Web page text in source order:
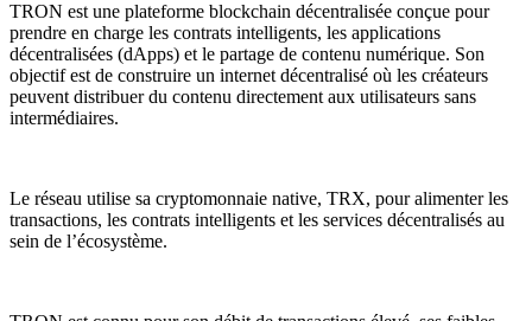
TRON est une plateforme blockchain décentralisée conçue pour
prendre en charge les contrats intelligents, les applications
décentralisées (dApps) et le partage de contenu numérique. Son
objectif est de construire un internet décentralisé où les créateurs
peuvent distribuer du contenu directement aux utilisateurs sans
intermédiaires.
Le réseau utilise sa cryptomonnaie native, TRX, pour alimenter les
transactions, les contrats intelligents et les services décentralisés au
sein de l’écosystème.